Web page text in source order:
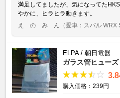
満足してましたが、気になってた
やかに、ヒラヒラ動きます。
え の み ん （愛車：スバル WRX
ELPA / 朝日電器
ガラス管ヒューズ
購入価格：239円